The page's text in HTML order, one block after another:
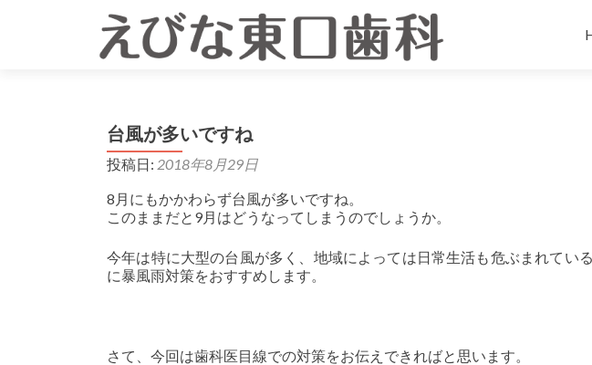
台風が多いですね
投稿日: 2018年8月29日
8月にもかかわらず台風が多いですね。
このままだと9月はどうなってしまうのでしょうか。
今年は特に大型の台風が多く、地域によっては日常生活も危ぶまれてい
に暴風雨対策をおすすめします。
さて、今回は歯科医目線での対策をお伝えできればと思います。